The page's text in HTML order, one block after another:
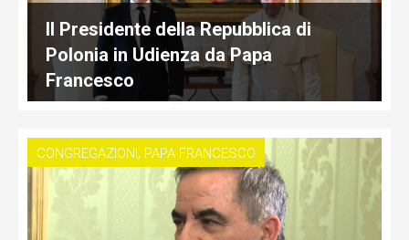
Il Presidente della Repubblica di
Polonia in Udienza da Papa
Francesco
CONGREGAZIONI, PAPA FRANCESCO